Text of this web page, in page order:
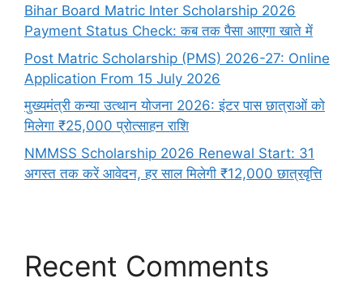
Bihar Board Matric Inter Scholarship 2026
Payment Status Check: कब तक पैसा आएगा खाते में
Post Matric Scholarship (PMS) 2026-27: Online
Application From 15 July 2026
मुख्यमंत्री कन्या उत्थान योजना 2026: इंटर पास छात्राओं को
मिलेगा ₹25,000 प्रोत्साहन राशि
NMMSS Scholarship 2026 Renewal Start: 31
अगस्त तक करें आवेदन, हर साल मिलेगी ₹12,000 छात्रवृत्ति
Recent Comments